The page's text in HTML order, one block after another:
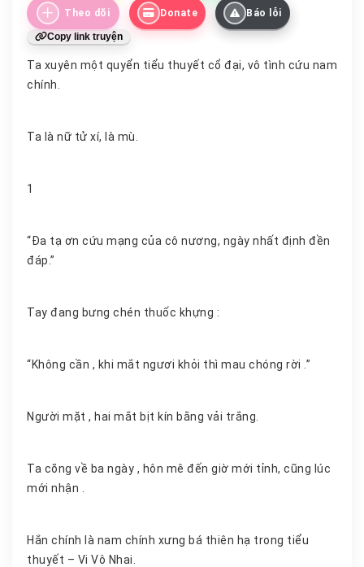
Theo dõi Donate Báo lỗi
Copy link truyện
Ta xuyên một quyển tiểu thuyết cổ đại, vô tình cứu nam
chính.
Ta là nữ tử xí, là mù.
1
“Đa tạ ơn cứu mạng của cô nương, ngày nhất định đền
đáp.”
Tay đang bưng chén thuốc khựng :
“Không cần , khi mắt ngươi khỏi thì mau chóng rời .”
Người mặt , hai mắt bịt kín bằng vải trắng.
Ta cõng về ba ngày , hôn mê đến giờ mới tỉnh, cũng lúc
mới nhận .
Hắn chính là nam chính xưng bá thiên hạ trong tiểu
thuyết – Vi Vô Nhai.